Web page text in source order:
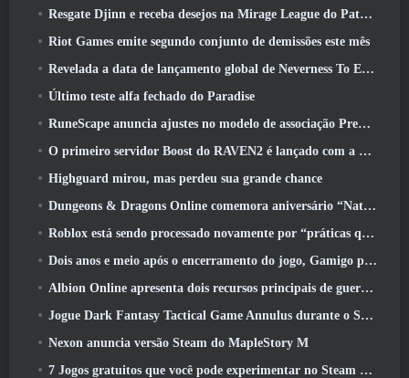
Resgate Djinn e receba desejos na Mirage League do Path Of Exile
Riot Games emite segundo conjunto de demissões este mês
Revelada a data de lançamento global de Neverness To Everness
Último teste alfa fechado do Paradise
RuneScape anuncia ajustes no modelo de associação Premier para levar em conta as mudanças recentes no MMORPG
O primeiro servidor Boost do RAVEN2 é lançado com a atualização de hoje
Highguard mirou, mas perdeu sua grande chance
Dungeons & Dragons Online comemora aniversário “Natural 20” com missões e recompensas especiais
Roblox está sendo processado novamente por “práticas que colocam em perigo e exploram crianças”
Dois anos e meio após o encerramento do jogo, Gamigo provoca o retorno do MMO medieval Glory Victis
Albion Online apresenta dois recursos principais de guerra de facções na atualização Realm Divided Part II
Jogue Dark Fantasy Tactical Game Annulus durante o Steam Next Fest
Nexon anuncia versão Steam do MapleStory M
7 Jogos gratuitos que você pode experimentar no Steam Next Fest